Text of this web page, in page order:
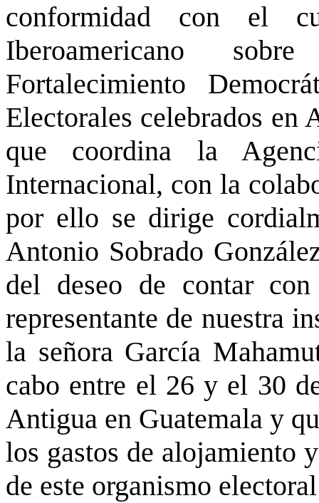
conformidad con el
Iberoamericano
Fortalecimiento
Electorales celebrados en
que coordina la
Internacional, con la
por ello se dirige
Antonio Sobrado
del deseo de contar
representante de nuestra
la señora García
cabo entre el 26 y el 30
Antigua en Guatemala y
los gastos de alojamiento
de este organismo